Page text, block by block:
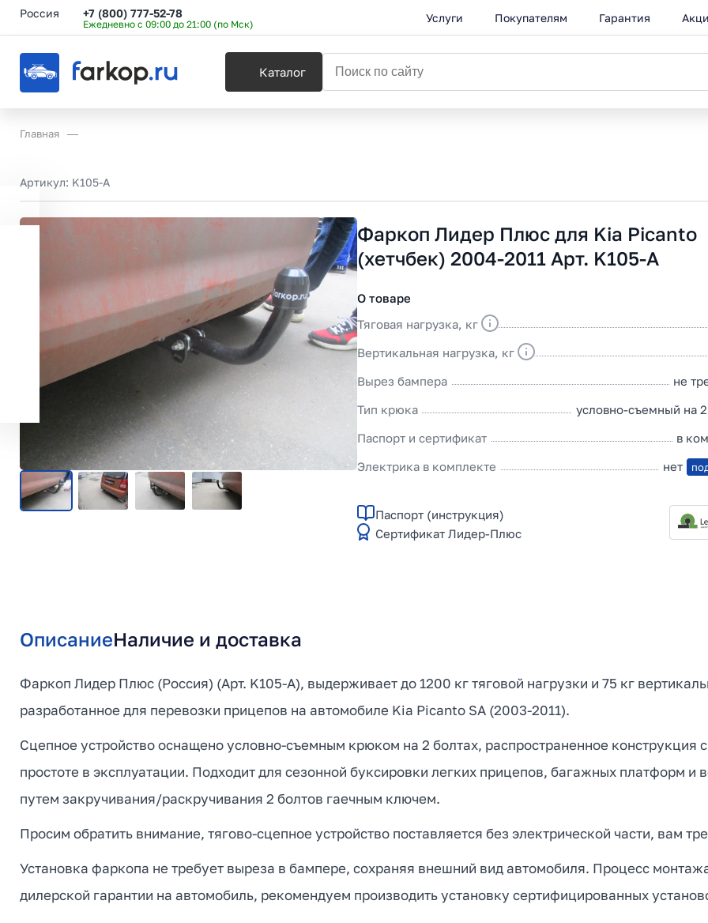
Россия +7 (800) 777-52-78
Ежедневно с 09:00 до 21:00 (по Мск) Услуги Покупателям Гарантия
Каталог
Главная
Артикул: K105-A
Фаркоп Лидер Плюс для Kia Picanto
(хетчбек) 2004-2011 Арт. K105-A
О товаре
Тяговая нагрузка, кг
Вертикальная нагрузка, кг
Вырез бампера
не
Тип крюка
условно-съемный на
Паспорт и сертификат
в
Электрика в комплекте
нет
Паспорт (инструкция)
Сертификат Лидер-Плюс
ОписаниеНаличие и доставка
Фаркоп Лидер Плюс (Россия) (Арт. K105-A), выдерживает до 1200 кг тяговой нагрузки и 75 кг
разработанное для перевозки прицепов на автомобиле Kia Picanto SA (2003-2011).
Сцепное устройство оснащено условно-съемным крюком на 2 болтах, распространенное конструкция
простоте в эксплуатации. Подходит для сезонной буксировки легких прицепов, багажных платформ и
путем закручивания/раскручивания 2 болтов гаечным ключем.
Просим обратить внимание, тягово-сцепное устройство поставляется без электрической части, вам
Установка фаркопа не требует выреза в бампере, сохраняя внешний вид автомобиля. Процесс
дилерской гарантии на автомобиль, рекомендуем производить установку сертифицированных